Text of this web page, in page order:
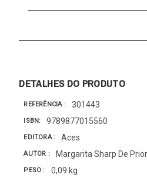
DETALHES DO PRODUTO
REFERÊNCIA 301443
ISBN 9789877015560
EDITORA Aces
AUTOR Margarita Sharp De
PESO 0,09 kg